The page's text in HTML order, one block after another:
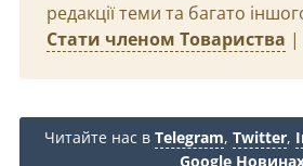
редакції теми та багато
Стати членом Товариства |
Читайте нас в Telegram, Twitter,
Google